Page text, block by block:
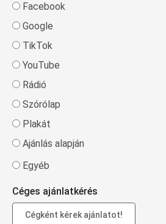
Facebook
Google
TikTok
YouTube
Rádió
Szórólap
Plakát
Ajánlás alapján
Egyéb
Céges ajánlatkérés
Cégként kérek ajánlatot!